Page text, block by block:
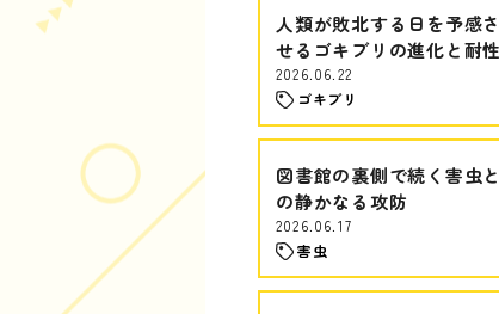
人類が敗北する日を予感さ
せるゴキブリの進化と耐性
2026.06.22
ゴキブリ
図書館の裏側で続く害虫と
の静かなる攻防
2026.06.17
害虫